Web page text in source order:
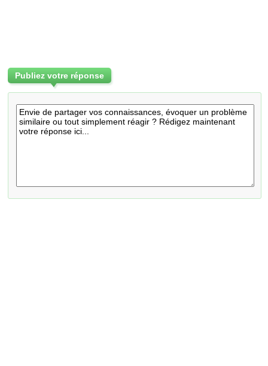
Publiez votre réponse